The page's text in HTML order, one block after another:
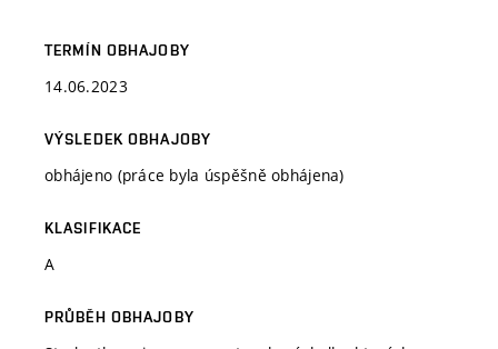
TERMÍN OBHAJOBY
14.06.2023
VÝSLEDEK OBHAJOBY
obhájeno (práce byla úspěšně obhájena)
KLASIFIKACE
A
PRŮBĚH OBHAJOBY